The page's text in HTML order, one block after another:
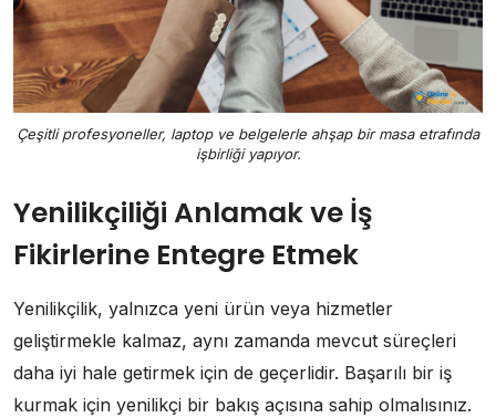
Çeşitli profesyoneller, laptop ve belgelerle ahşap bir masa etrafında
işbirliği yapıyor.
Yenilikçiliği Anlamak ve İş
Fikirlerine Entegre Etmek
Yenilikçilik, yalnızca yeni ürün veya hizmetler
geliştirmekle kalmaz, aynı zamanda mevcut süreçleri
daha iyi hale getirmek için de geçerlidir. Başarılı bir iş
kurmak için yenilikçi bir bakış açısına sahip olmalısınız.